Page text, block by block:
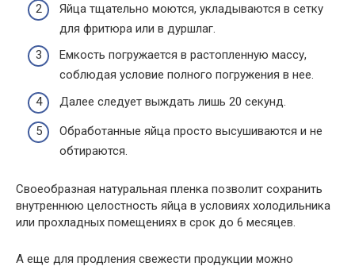
Яйца тщательно моются, укладываются в сетку
для фритюра или в дуршлаг.
Емкость погружается в растопленную массу,
соблюдая условие полного погружения в нее.
Далее следует выждать лишь 20 секунд.
Обработанные яйца просто высушиваются и не
обтираются.
Своеобразная натуральная пленка позволит сохранить
внутреннюю целостность яйца в условиях холодильника
или прохладных помещениях в срок до 6 месяцев.
А еще для продления свежести продукции можно